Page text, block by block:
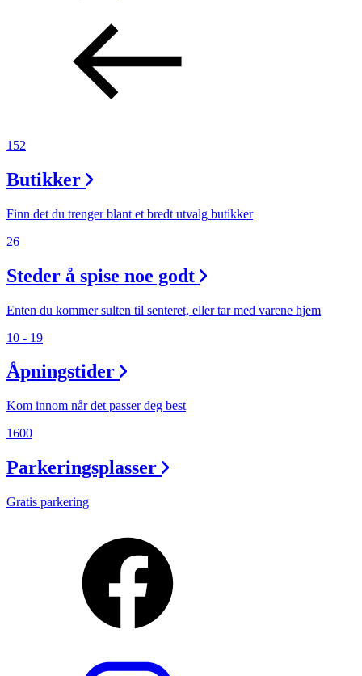
Åpningstider
Ledige stillinger
Magasin
152
Butikker
Finn det du trenger blant et bredt utvalg butikker
26
Steder å spise noe godt
Enten du kommer sulten til senteret, eller tar med varene hjem
10 - 19
Åpningstider
Kom innom når det passer deg best
1600
Parkeringsplasser
Gratis parkering